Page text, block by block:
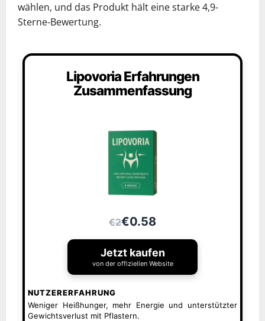
wählen, und das Produkt hält eine starke 4,9-
Sterne-Bewertung.
Lipovoria Erfahrungen
Zusammenfassung
€2€0.58
Jetzt kaufen
von der offiziellen Website
NUTZERERFAHRUNG
Weniger Heißhunger, mehr Energie und unterstützter
Gewichtsverlust mit Pflastern.